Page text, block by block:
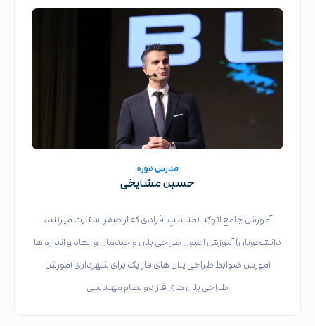
مدرس دوره
حسین مشایخی
آموزش جامع اتوکد (مناسبِ افرادی که از صفر استارت میزنند،
دانشجویان) آموزش اصول طراحی پلان و چیدمان و ابعاد و اندازه ها
آموزش ضوابط طراحی پلان های فاز یک برای شهرداری آموزش
طراحی پلان های فاز دو نظام مهندسی